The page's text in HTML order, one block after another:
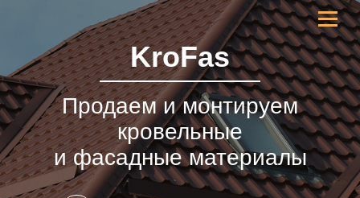
KroFas
Продаем и монтируем
кровельные
и фасадные материалы